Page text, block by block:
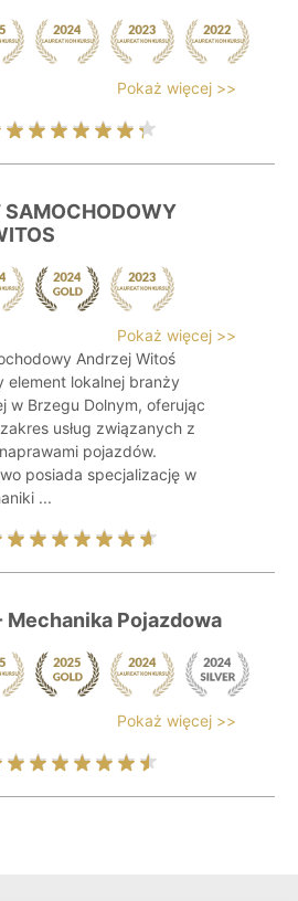
Pokaż więcej >>
SAMOCHODOWY
Pokaż więcej >>
Andrzej Witoś
element lokalnej branży
w Brzegu Dolnym, oferując
usług związanych z
pojazdów.
posiada specjalizację w
...
Mechanika Pojazdowa
Pokaż więcej >>